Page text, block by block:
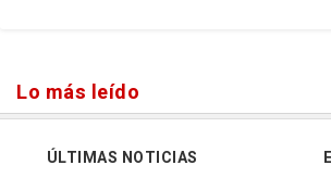
Lo más leído
ÚLTIMAS NOTICIAS